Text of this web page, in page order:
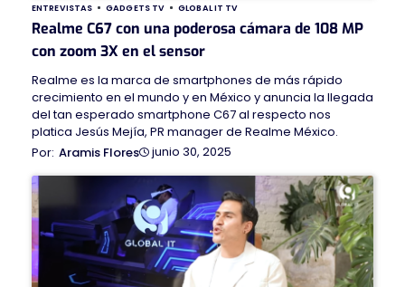
ENTREVISTAS GADGETS TV GLOBAL IT TV
Realme C67 con una poderosa cámara de 108 MP
con zoom 3X en el sensor
Realme es la marca de smartphones de más rápido
crecimiento en el mundo y en México y anuncia la llegada
del tan esperado smartphone C67 al respecto nos
platica Jesús Mejía, PR manager de Realme México.
Aramis Flores
junio 30, 2025